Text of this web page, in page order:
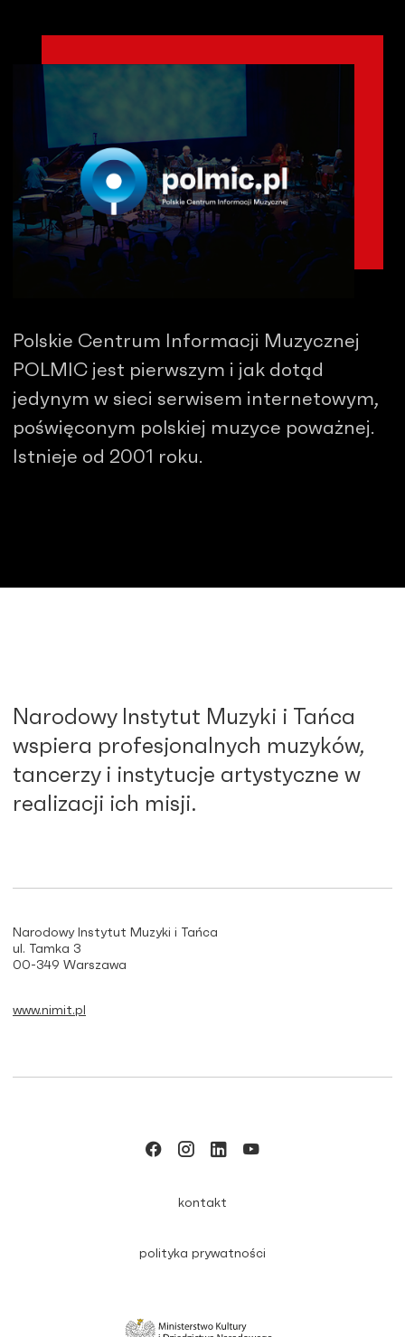
Polskie Centrum Informacji Muzycznej
POLMIC jest pierwszym i jak dotąd
jedynym w sieci serwisem internetowym,
poświęconym polskiej muzyce poważnej.
Istnieje od 2001 roku.
Narodowy Instytut Muzyki i Tańca
wspiera profesjonalnych muzyków,
tancerzy i instytucje artystyczne w
realizacji ich misji.
Narodowy Instytut Muzyki i Tańca
ul. Tamka 3
00-349 Warszawa
www.nimit.pl
kontakt
polityka prywatności